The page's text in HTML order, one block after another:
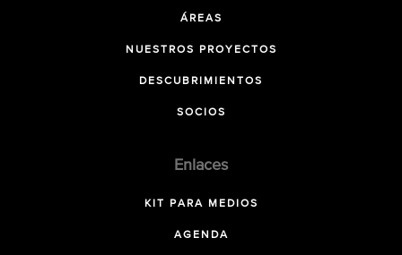
ÁREAS
NUESTROS PROYECTOS
DESCUBRIMIENTOS
SOCIOS
Enlaces
KIT PARA MEDIOS
AGENDA